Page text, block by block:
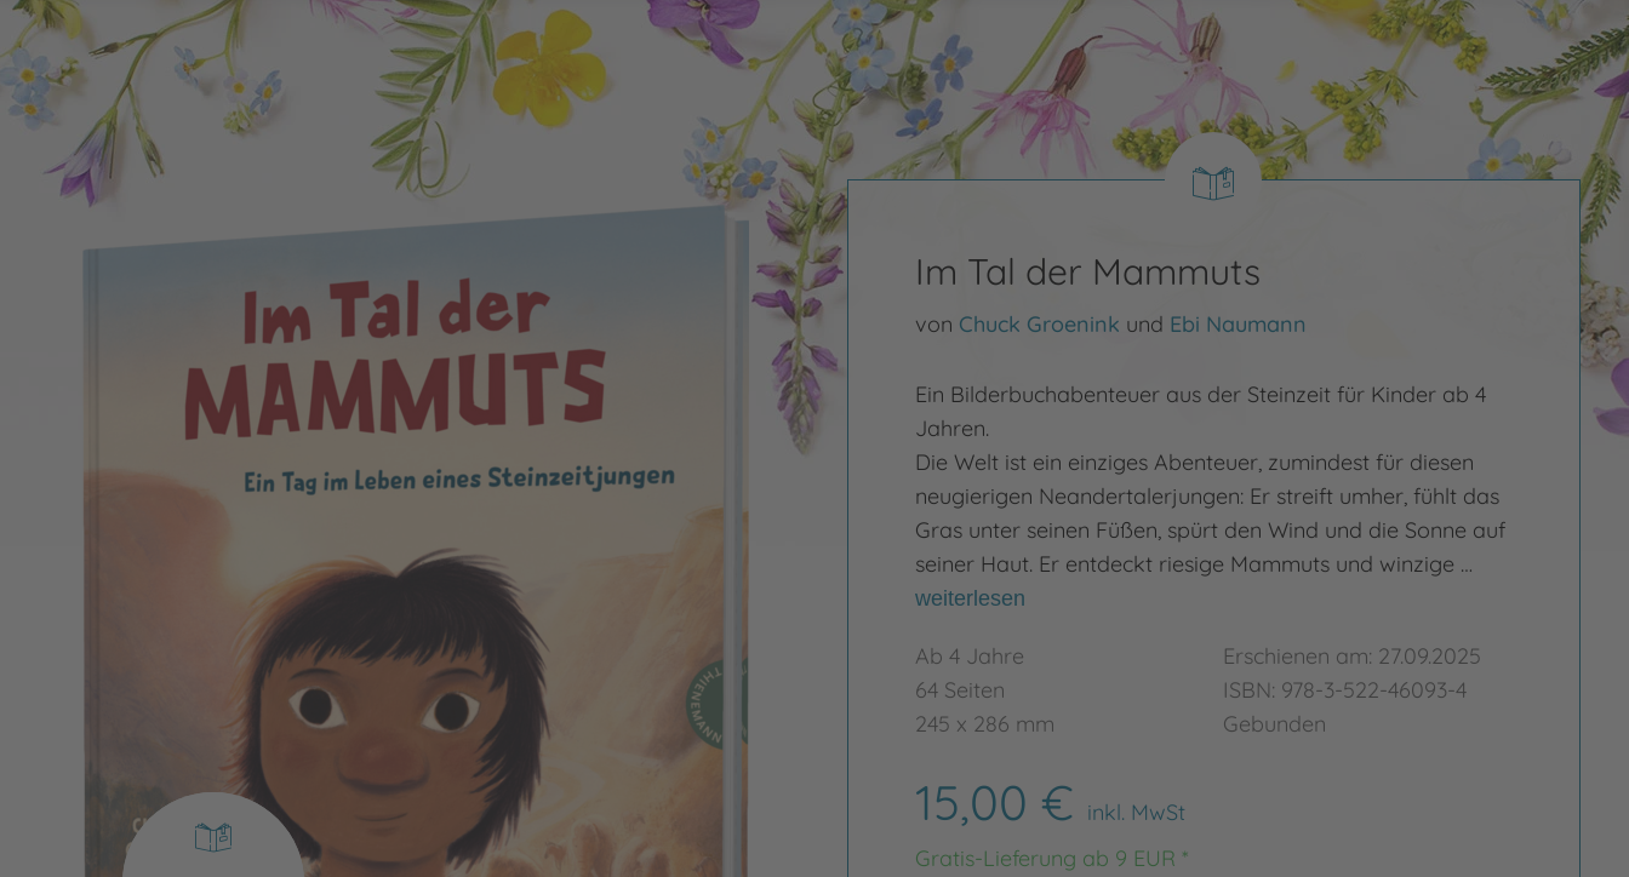
Im Tal der Mammuts
von Chuck Groenink und Ebi Naumann
Ein Bilderbuchabenteuer aus der Steinzeit für Kinder ab 4
Jahren.
Die Welt ist ein einziges Abenteuer, zumindest für diesen
neugierigen Neandertalerjungen: Er streift umher, fühlt das
Gras unter seinen Füßen, spürt den Wind und die Sonne auf
seiner Haut. Er entdeckt riesige Mammuts und winzige …
weiterlesen
Ab 4 Jahre
64 Seiten
245 x 286 mm
Erschienen am: 27.09.2025
ISBN: 978-3-522-46093-4
Gebunden
15,00 € inkl. MwSt
Gratis-Lieferung ab 9 EUR *